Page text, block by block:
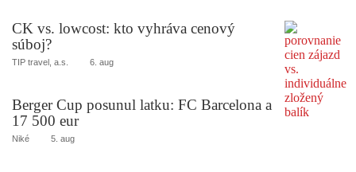
CK vs. lowcost: kto vyhráva cenový
súboj?
TIP travel, a.s. 6. aug
Berger Cup posunul latku: FC Barcelona a
17 500 eur
Niké 5. aug